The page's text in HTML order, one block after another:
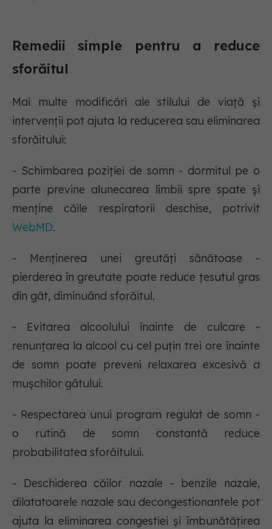
Remedii simple pentru a reduce
sforăitul
Mai multe modificări ale stilului de viață și
intervenții pot ajuta la reducerea sau eliminarea
sforăitului:
- Schimbarea poziției de somn - dormitul pe o
parte previne alunecarea limbii spre spate și
menține căile respiratorii deschise, potrivit
WebMD.
- Menținerea unei greutăți sănătoase -
pierderea în greutate poate reduce țesutul gras
din gât, diminuând sforăitul.
- Evitarea alcoolului înainte de culcare -
renunțarea la alcool cu cel puțin trei ore înainte
de somn poate preveni relaxarea excesivă a
mușchilor gâtului.
- Respectarea unui program regulat de somn -
o rutină de somn constantă reduce
probabilitatea sforăitului.
- Deschiderea căilor nazale - benzile nazale,
dilatatoarele nazale sau decongestionantele pot
ajuta la eliminarea congestiei și îmbunătățirea